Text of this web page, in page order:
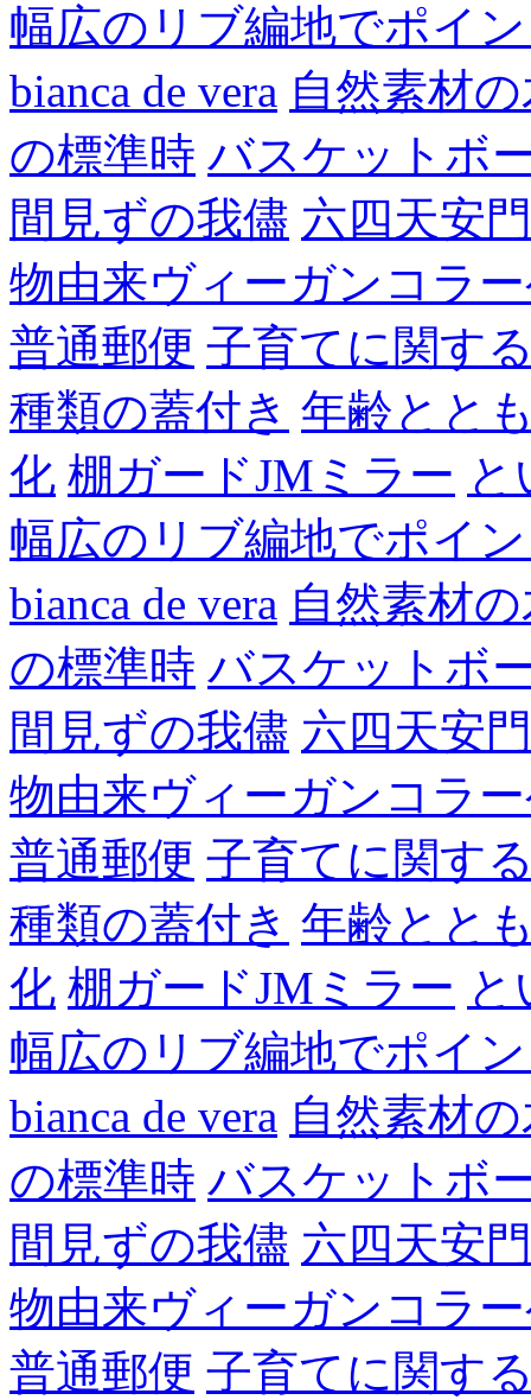
幅広のリブ編地でポイ
bianca de vera 自然素材
の標準時 バスケットボ
間見ずの我儘 六四天安門
物由来ヴィーガンコラ
普通郵便 子育てに関す
種類の蓋付き 年齢とと
化 棚ガードJMミラー
幅広のリブ編地でポイ
bianca de vera 自然素材
の標準時 バスケットボ
間見ずの我儘 六四天安門
物由来ヴィーガンコラ
普通郵便 子育てに関す
種類の蓋付き 年齢とと
化 棚ガードJMミラー
幅広のリブ編地でポイ
bianca de vera 自然素材
の標準時 バスケットボ
間見ずの我儘 六四天安門
物由来ヴィーガンコラ
普通郵便 子育てに関す